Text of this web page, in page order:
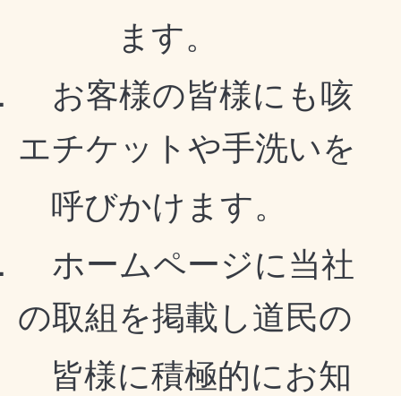
ます。
お客様の皆様にも咳
エチケットや手洗いを
呼びかけます。
ホームページに当社
の取組を掲載し道民の
皆様に積極的にお知